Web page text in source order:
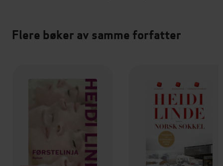
Flere bøker av samme forfatter